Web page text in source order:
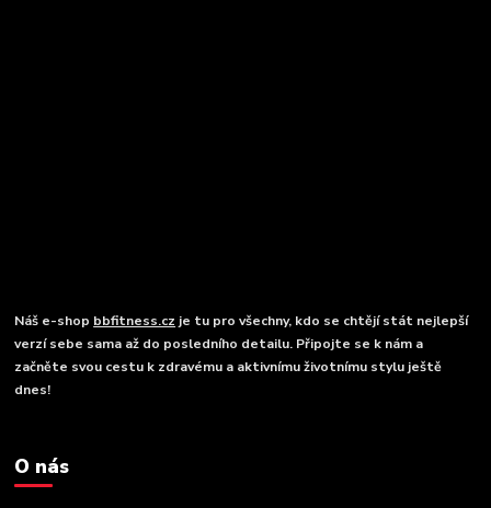
Náš e-shop bbfitness.cz je tu pro všechny, kdo se chtějí stát nejlepší
verzí sebe sama až do posledního detailu. Připojte se k nám a
začněte svou cestu k zdravému a aktivnímu životnímu stylu ještě
dnes!
O nás